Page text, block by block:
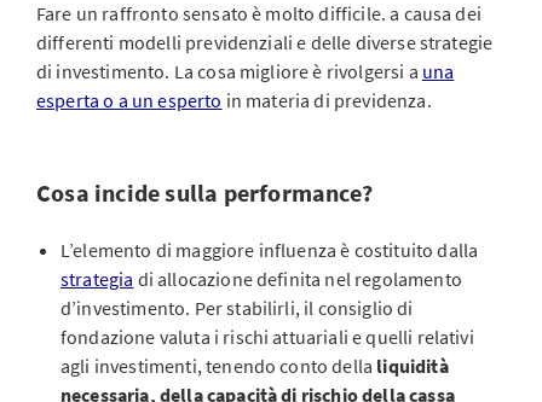
Fare un raffronto sensato è molto difficile. a causa dei
differenti modelli previdenziali e delle diverse strategie
di investimento. La cosa migliore è rivolgersi a una
esperta o a un esperto in materia di previdenza.
Cosa incide sulla performance?
L’elemento di maggiore influenza è costituito dalla
strategia di allocazione definita nel regolamento
d’investimento. Per stabilirli, il consiglio di
fondazione valuta i rischi attuariali e quelli relativi
agli investimenti, tenendo conto della liquidità
necessaria, della capacità di rischio della cassa